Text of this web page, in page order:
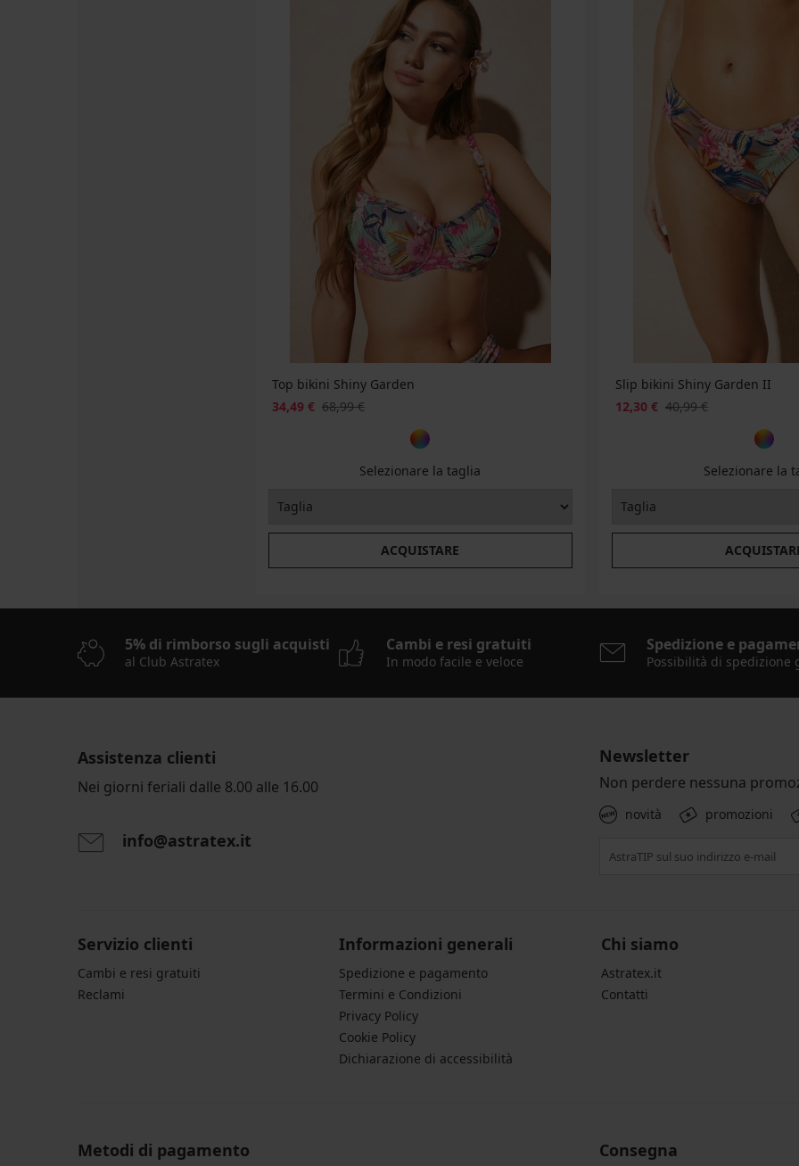
Top bikini Shiny Garden
34,49 € 68,99 €
Selezionare la taglia
ACQUISTARE
Slip bikini Shiny Garden II
12,30 € 40,99 €
Selezionare la
5% di rimborso sugli acquisti
al Club Astratex
Cambi e resi gratuiti
In modo facile e veloce
Spedizione e
Possibilità di spedizione
Assistenza clienti
Nei giorni feriali dalle 8.00 alle 16.00
info@astratex.it
Newsletter
Non perdere nessuna
novità promozioni
Servizio clienti
Cambi e resi gratuiti
Reclami
Informazioni generali
Spedizione e pagamento
Termini e Condizioni
Privacy Policy
Cookie Policy
Dichiarazione di accessibilità
Chi siamo
Astratex.it
Contatti
Metodi di pagamento Consegna